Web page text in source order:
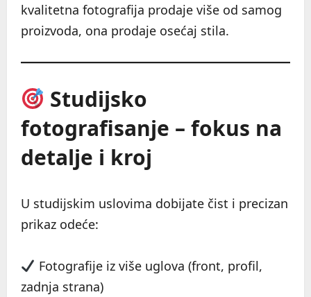
kvalitetna fotografija prodaje više od samog
proizvoda, ona prodaje osećaj stila.
Studijsko
fotografisanje – fokus na
detalje i kroj
U studijskim uslovima dobijate čist i precizan
prikaz odeće:
Fotografije iz više uglova (front, profil,
zadnja strana)